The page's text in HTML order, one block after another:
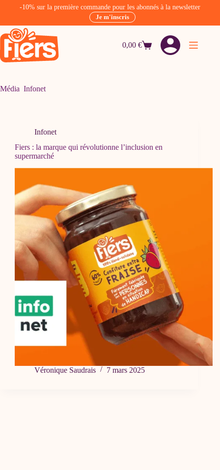
-10% sur la première commande pour les abonnés à la newsletter
Je m'inscris
Passer
au
contenu
Panier
0,00€
Média Infonet
Infonet
Fiers : la marque qui révolutionne l’inclusion en
supermarché
Véronique Saudrais 7 mars 2025